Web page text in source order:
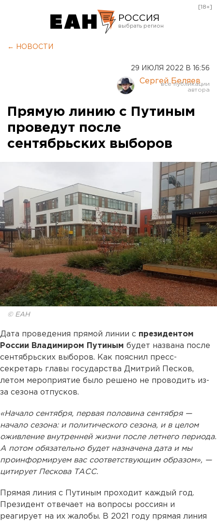
РОССИЯ
Курган
Оренбург
[18+]
← НОВОСТИ
29 ИЮЛЯ 2022 В 16:56
Сергей Беляев
Прямую линию с Путиным
проведут после
сентябрьских выборов
© ЕАН
Дата проведения прямой линии с президентом
России Владимиром Путиным будет названа после
сентябрьских выборов. Как пояснил пресс-
секретарь главы государства Дмитрий Песков,
летом мероприятие было решено не проводить из-
за сезона отпусков.
«Начало сентября, первая половина сентября —
начало сезона: и политического сезона, и в целом
оживление внутренней жизни после летнего периода.
А потом обязательно будет назначена дата и мы
проинформируем вас соответствующим образом», —
цитирует Пескова ТАСС.
Прямая линия с Путиным проходит каждый год.
Президент отвечает на вопросы россиян и
реагирует на их жалобы. В 2021 году прямая линия